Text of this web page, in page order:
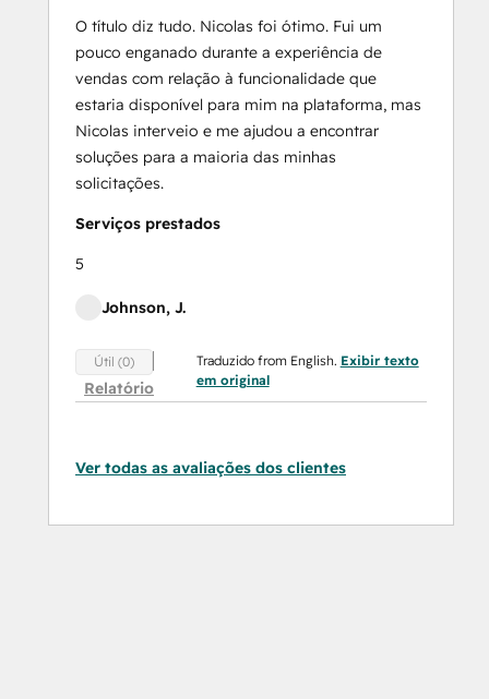
O título diz tudo. Nicolas foi ótimo. Fui um
pouco enganado durante a experiência de
vendas com relação à funcionalidade que
estaria disponível para mim na plataforma, mas
Nicolas interveio e me ajudou a encontrar
soluções para a maioria das minhas
solicitações.
Serviços prestados
5
Johnson, J.
Útil (0)
Relatório
Traduzido from English. Exibir texto
em original
Ver todas as avaliações dos clientes